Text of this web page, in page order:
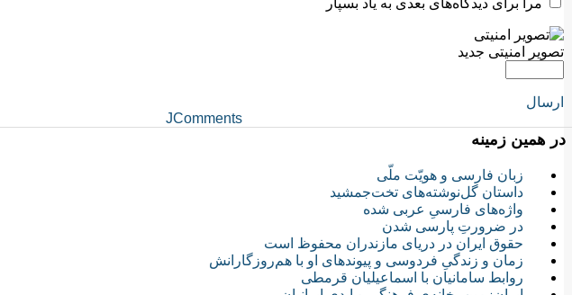
مرا برای دیدگاه‌های بعدی به یاد بسپار
تصویر امنیتی جدید
ارسال
JComments
در همین زمینه
زبان فارسی و هویّت ملّی
داستان گل‌نوشته‌های تخت‌جمشید
واژه‌های فارسیِ عربی شده
در ضرورتِ پارسی شدن
حقوق ایران در دریای مازندران محفوظ است
زمان و زندگی‌ِ فردوسی و پیوندهای او با هم‌روزگارانش
روابط سامانیان با اسماعیلیان قرمطی